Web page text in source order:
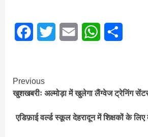
FacebookTwitter Email WhatsApp
Continue
Reading
Previous
खुशखबरीः अल्मोड़ा में खुलेगा लैंग्वेज ट्रेनिंग
एडिफ़ाई वर्ल्ड स्कूल देहरादून में शिक्षकों के लिए